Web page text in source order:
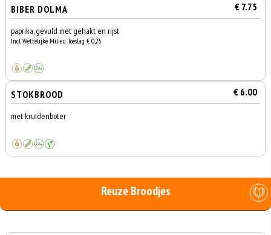
BIBER DOLMA € 7.75
paprika, gevuld met gehakt en rijst
Incl. Wettelijke Milieu Toeslag € 0,25
STOKBROOD € 6.00
met kruidenboter
Reuze Broodjes